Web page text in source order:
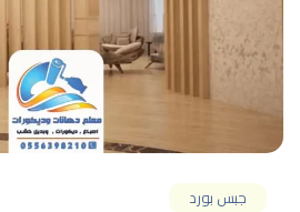
جبس بورد